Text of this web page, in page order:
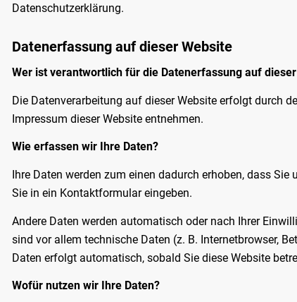
Datenschutzerklärung.
Datenerfassung auf dieser Website
Wer ist verantwortlich für die Datenerfassung auf
Die Datenverarbeitung auf dieser Website erfolgt durch
Impressum dieser Website entnehmen.
Wie erfassen wir Ihre Daten?
Ihre Daten werden zum einen dadurch erhoben, dass
Sie in ein Kontaktformular eingeben.
Andere Daten werden automatisch oder nach Ihrer
sind vor allem technische Daten (z. B. Internetbrowser,
Daten erfolgt automatisch, sobald Sie diese Website
Wofür nutzen wir Ihre Daten?